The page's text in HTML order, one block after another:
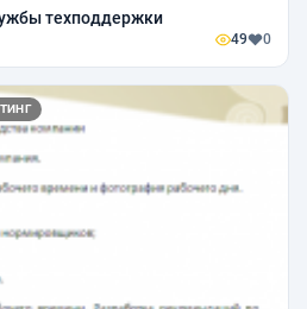
техподдержки
49 0